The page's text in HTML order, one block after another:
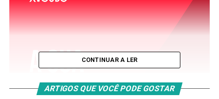
CONTINUAR A LER
ARTIGOS QUE VOCÊ PODE GOSTAR